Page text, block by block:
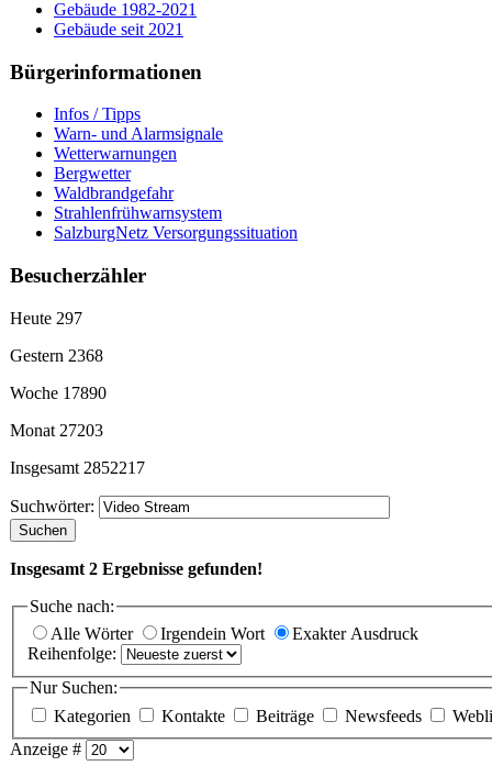
Gebäude 1982-2021
Gebäude seit 2021
Bürgerinformationen
Infos / Tipps
Warn- und Alarmsignale
Wetterwarnungen
Bergwetter
Waldbrandgefahr
Strahlenfrühwarnsystem
SalzburgNetz Versorgungssituation
Besucherzähler
Heute 297
Gestern 2368
Woche 17890
Monat 27203
Insgesamt 2852217
Suchwörter:
Suchen
Insgesamt 2 Ergebnisse gefunden!
Suche nach:
Alle Wörter
Irgendein Wort
Exakter Ausdruck
Reihenfolge:
Nur Suchen:
Kategorien
Kontakte Beiträge Newsfeeds
Anzeige #